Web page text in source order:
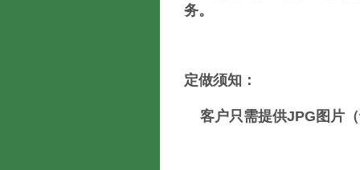
务。
定做须知：
客户只需提供JPG图片（